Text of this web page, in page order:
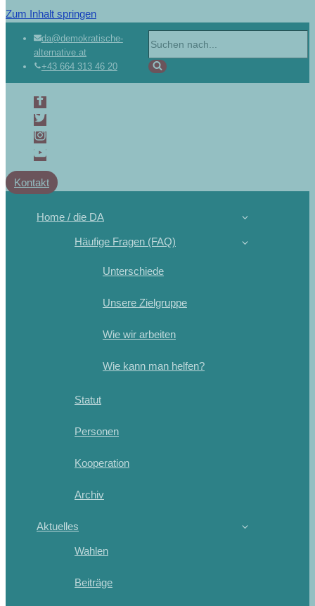
Zum Inhalt springen
da@demokratische-
alternative.at
+43 664 313 46 20
Kontakt
Home / die DA
Häufige Fragen (FAQ)
Unterschiede
Unsere Zielgruppe
Wie wir arbeiten
Wie kann man helfen?
Statut
Personen
Kooperation
Archiv
Aktuelles
Wahlen
Beiträge